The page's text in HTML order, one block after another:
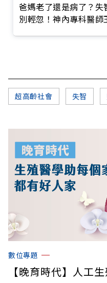
爸媽老了還是病了？失
別輕忽！神內專科醫師
超高齡社會 失智
數位專題
【晚育時代】人工